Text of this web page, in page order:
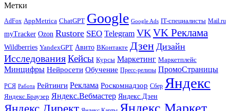
Метки
AdFox AppMetrica ChatGPT Google Google Ads IT-специалисты Mail.ru
myTracker Ozon Rustore SEO Telegram VKVK Реклама
Wildberries YandexGPT Авито ВКонтакте Дзен Дизайн
ИсследованияКейсы Курсы Маркетинг Маркетплейс
Минцифры Нейросети Обучение Пресс-релизы ПромоСтраницы
РСЯ Работа Рейтинги Реклама Роскомнадзор Сбер Яндекс
Яндекс.Браузер Яндекс.Вебмастер Яндекс.Дзен
Яндекс.Директ Яндекс.Маркет